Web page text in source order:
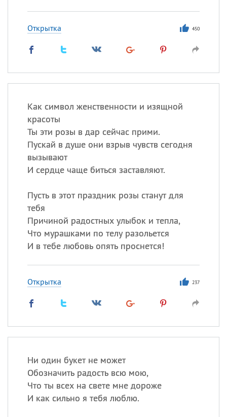
Открытка 450
Как символ женственности и изящной
красоты
Ты эти розы в дар сейчас прими.
Пускай в душе они взрыв чувств сегодня
вызывают
И сердце чаще биться заставляют.
Пусть в этот праздник розы станут для
тебя
Причиной радостных улыбок и тепла,
Что мурашками по телу разольется
И в тебе любовь опять проснется!
Открытка 237
Ни один букет не может
Обозначить радость всю мою,
Что ты всех на свете мне дороже
И как сильно я тебя люблю.